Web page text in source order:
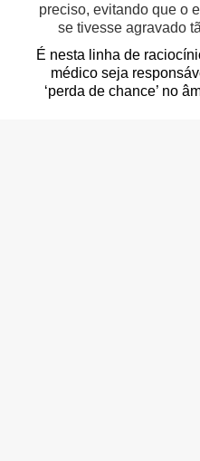
preciso, evitando que o
se tivesse agravado
É nesta linha de
médico seja
‘perda de chance’ no